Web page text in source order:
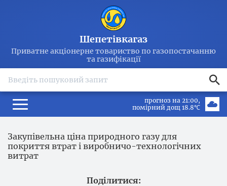
Шепетівкагаз
Приватне акціонерне товариство по газопостачанню
та газифікації
прогноз на 21:00
помірний дощ 18.8℃
Закупівельна ціна природного газу для
покриття втрат і виробничо-технологічних
витрат
Поділитися: